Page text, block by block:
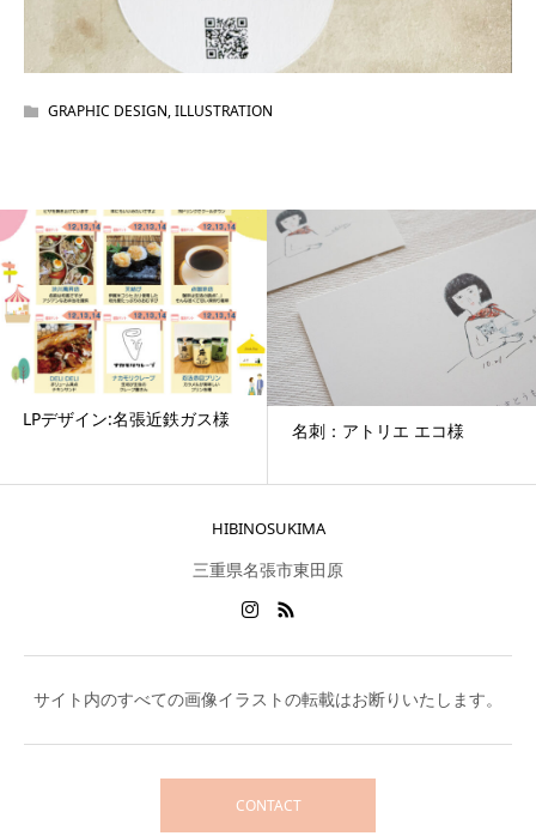
GRAPHIC DESIGN,ILLUSTRATION
LPデザイン:名張近鉄ガス様
名刺：アトリエ エコ様
HIBINOSUKIMA
三重県名張市東田原
サイト内のすべての画像イラストの転載はお断りいたします。
CONTACT